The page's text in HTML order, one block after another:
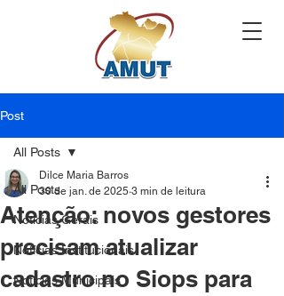
Post
All Posts
Notícias Gerais
Notícias Institucionais
Notícias Municipais
All Posts
Atenção: novos gestores
precisam atualizar
cadastro no Siops para
Dilce Maria Barros
30 de jan. de 2025 3 min de leitura